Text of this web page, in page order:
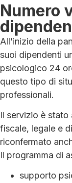
Numero
All’inizio della
suoi dipendenti
psicologico 24
questo tipo di
professionali.
Il servizio è stato
fiscale, legale e
riconfermato
Il programma di
supporto